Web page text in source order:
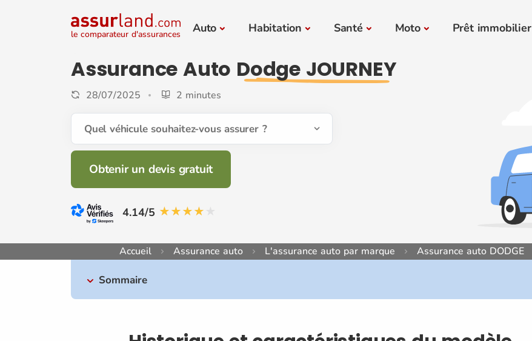
le comparateur d'assurances Auto Habitation Santé Moto Prêt immobilier
Assurance Auto Dodge JOURNEY
28/07/2025 2 minutes
Quel véhicule souhaitez-vous assurer ?
Obtenir un devis gratuit
4.14/5
Accueil Assurance auto L'assurance auto par marque Assurance auto DODGE
Sommaire